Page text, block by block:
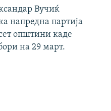
Вучиќ
напредна партија
општини каде
на 29 март.